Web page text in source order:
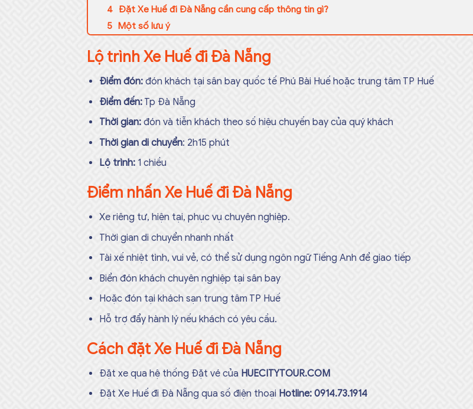
Đặt Xe Huế đi Đà Nẵng cần cung cấp thông tin gì?
Một số lưu ý
Lộ trình Xe Huế đi Đà Nẵng
Điểm đón:đón khách tại sân bay quốc tế Phú Bài Huế hoặc trung tâm TP Huế
Điểm đến:Tp Đà Nẵng
Thời gian:đón và tiễn khách theo số hiệu chuyến bay của quý khách
Thời gian di chuyển: 2h15 phút
Lộ trình:1 chiều
Điểm nhấn Xe Huế đi Đà Nẵng
Xe riêng tư, hiện tại, phục vụ chuyên nghiệp.
Thời gian di chuyển nhanh nhất
Tài xế nhiệt tình, vui vẻ, có thể sử dụng ngôn ngữ Tiếng Anh để giao tiếp
Biển đón khách chuyên nghiệp tại sân bay
Hoặc đón tại khách sạn trung tâm TP Huế
Hỗ trợ đẩy hành lý nếu khách có yêu cầu.
Cách đặt Xe Huế đi Đà Nẵng
Đặt xe qua hệ thống Đặt vé của HUECITYTOUR.COM
Đặt Xe Huế đi Đà Nẵng qua số điện thoại Hotline: 0914.73.1914